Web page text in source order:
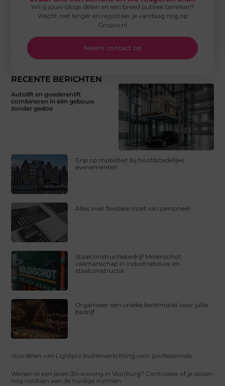
RECENTE BERICHTEN
Autolift en goederenlift
combineren in één gebouw
zonder gedoe
Grip op mobiliteit bij hoofdstedelijke
evenementen
Alles over flexibele inzet van personeel
Staalconstructiebedrijf Molenschot:
vakmanschap in industriebouw en
staalconstructie
Organiseer een unieke kerstmarkt voor jullie
bedrijf
Voordelen van Lightpro buitenverlichting voor professionals
Wonen in een jaren 30-woning in Voorburg? Controleer of je sloten
nog voldoen aan de huidige normen
Wil jij jouw blogs delen en een breed publiek bereiken?
Wacht niet langer en registreer je vandaag nog op
Gropro.nl
Neem contact op